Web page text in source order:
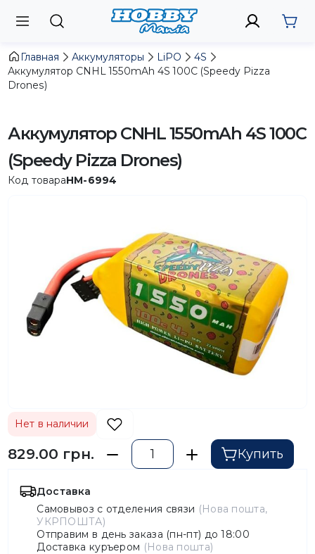
Главная Аккумуляторы LiPO
4S
Аккумулятор CNHL 1550mAh 4S 100C (Speedy Pizza
Drones)
Аккумулятор CNHL 1550mAh 4S 100C
(Speedy Pizza Drones)
Код товараHM-6994
Нет в наличии
829.00 грн. Купить
Доставка
Самовывоз с отделения связи (Нова пошта,
УКРПОШТА)
Отправим в день заказа (пн-пт) до 18:00
Доставка куръером (Нова пошта)